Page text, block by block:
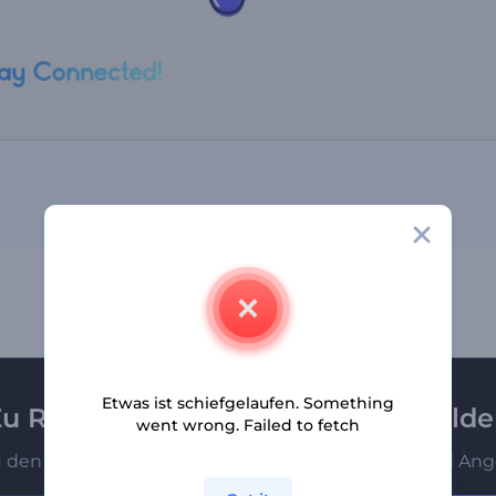
Renderforest-Newsletter
den Ersten, die unsere neuesten Nachrichten und
Etwas ist schiefgelaufen. Something
went wrong. Failed to fetch